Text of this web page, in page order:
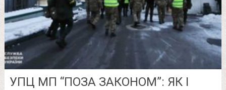
УПЦ МП “ПОЗА ЗАКОНОМ”: ЯК І